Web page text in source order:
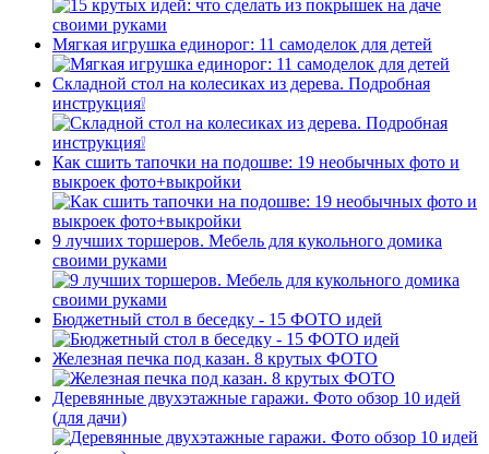
Мягкая игрушка единорог: 11 самоделок для детей
Складной стол на колесиках из дерева. Подробная
инструкция❕
Как сшить тапочки на подошве: 19 необычных фото и
выкроек фото+выкройки
9 лучших торшеров. Мебель для кукольного домика
своими руками
Бюджетный стол в беседку - 15 ФОТО идей
Железная печка под казан. 8 крутых ФОТО
Деревянные двухэтажные гаражи. Фото обзор 10 идей
(для дачи)